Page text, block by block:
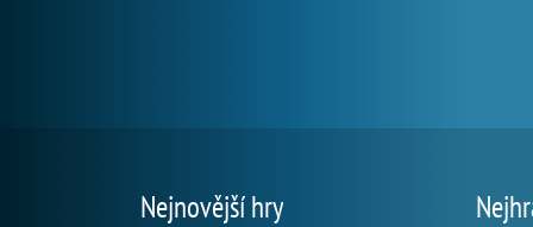
Nejnovější hry